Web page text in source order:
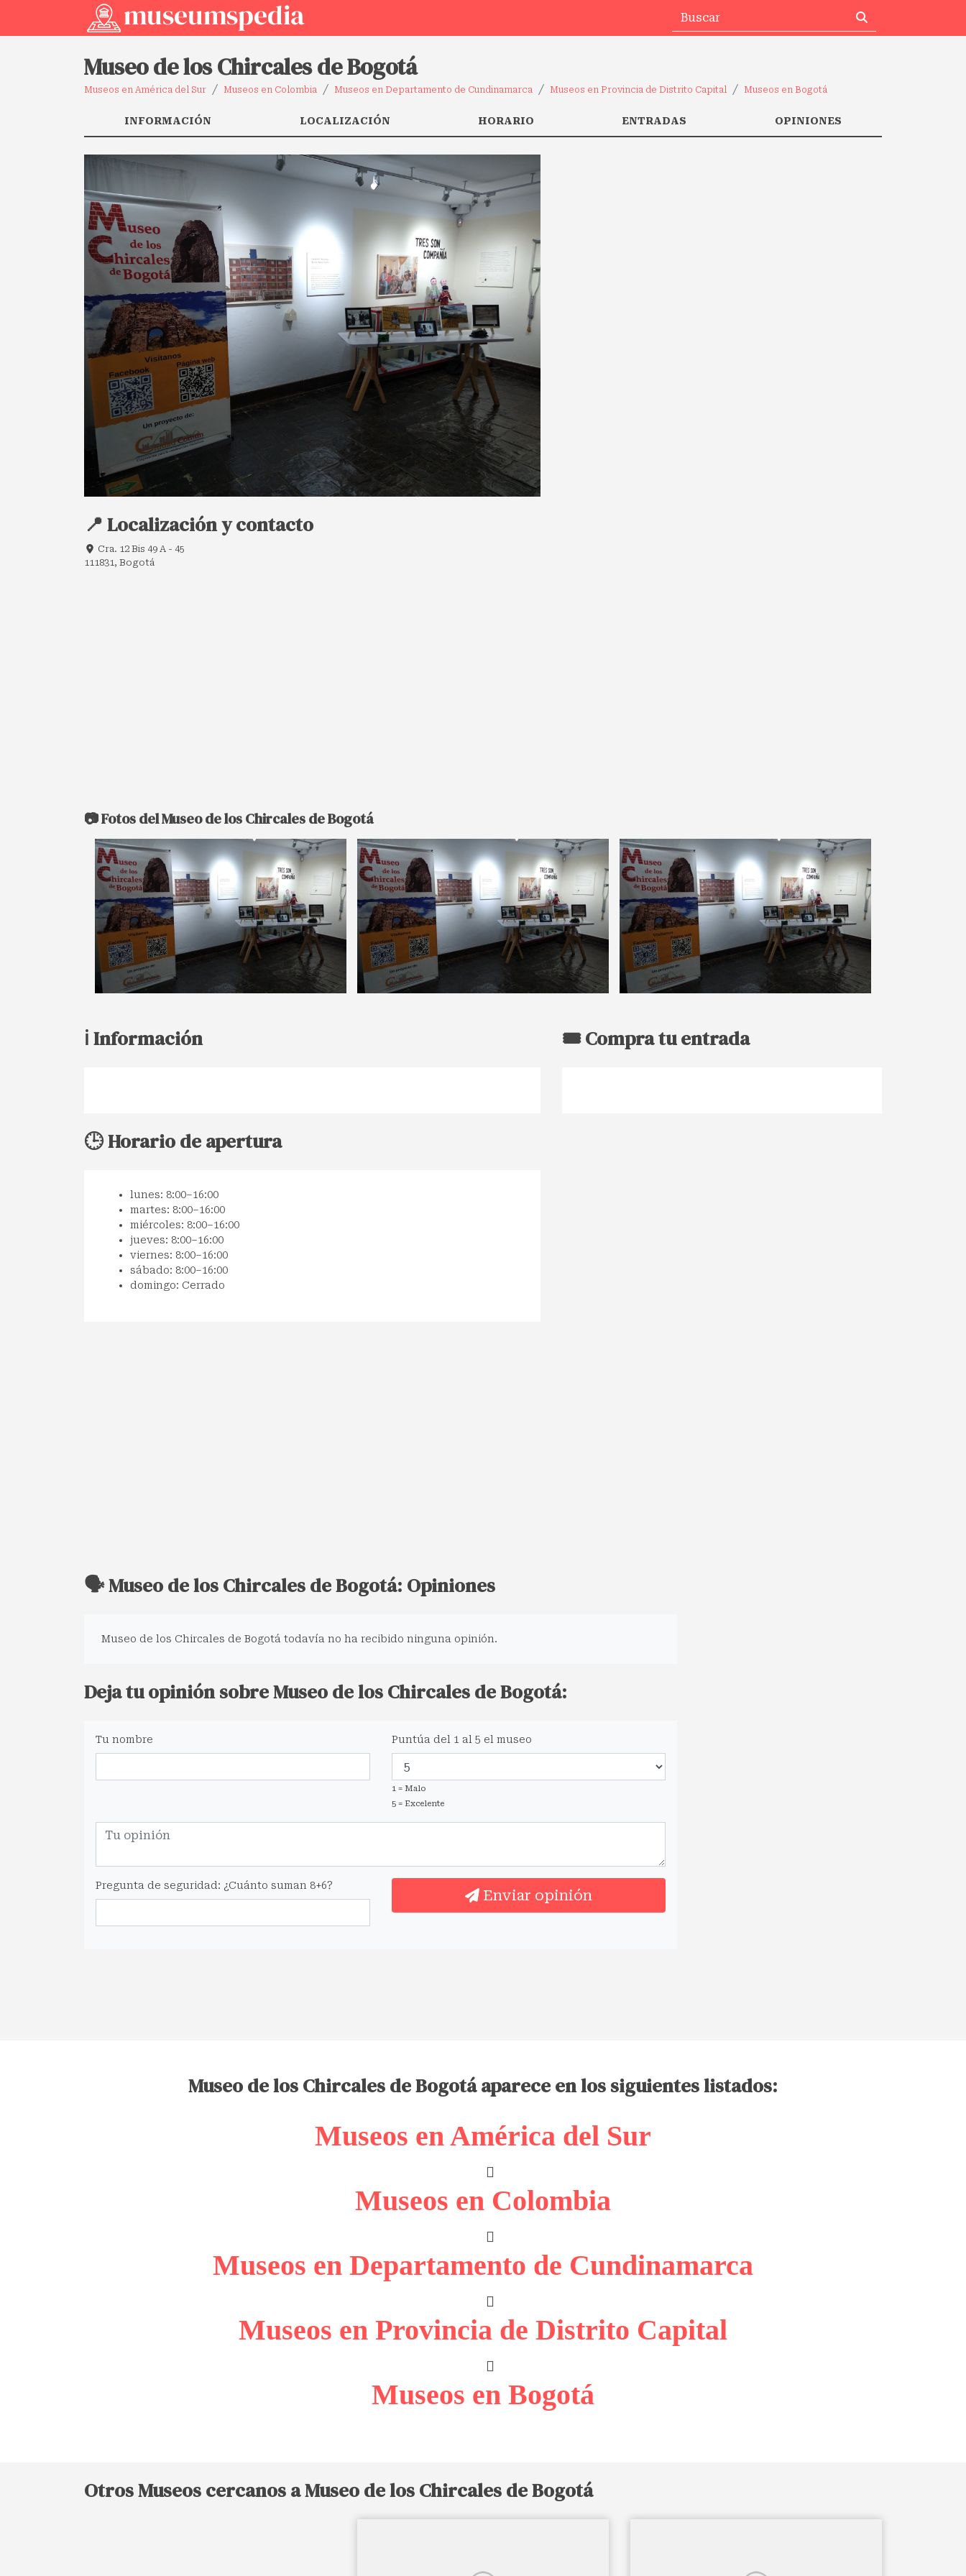
Museo de los Chircales de Bogotá
Museos en América del Sur Museos en Colombia Museos en Departamento de Cundinamarca Museos en Provincia de Distrito Capital Museos en Bogotá
INFORMACIÓN LOCALIZACIÓN HORARIO ENTRADAS OPINIONES
📍 Localización y contacto
Cra. 12 Bis 49 A - 45
111831, Bogotá
📷 Fotos del Museo de los Chircales de Bogotá
ℹ️ Información
🕒 Horario de apertura
lunes: 8:00–16:00
martes: 8:00–16:00
miércoles: 8:00–16:00
jueves: 8:00–16:00
viernes: 8:00–16:00
sábado: 8:00–16:00
domingo: Cerrado
🎟️ Compra tu entrada
🗣️ Museo de los Chircales de Bogotá: Opiniones
Museo de los Chircales de Bogotá todavía no ha recibido ninguna opinión.
Deja tu opinión sobre Museo de los Chircales de Bogotá:
Tu nombre Puntúa del 1 al 5 el museo
1 = Malo
5 = Excelente
Pregunta de seguridad: ¿Cuánto suman 8+6?
Enviar opinión
Museo de los Chircales de Bogotá aparece en los siguientes listados:
Museos en América del Sur
Museos en Colombia
Museos en Departamento de Cundinamarca
Museos en Provincia de Distrito Capital
Museos en Bogotá
Otros Museos cercanos a Museo de los Chircales de Bogotá